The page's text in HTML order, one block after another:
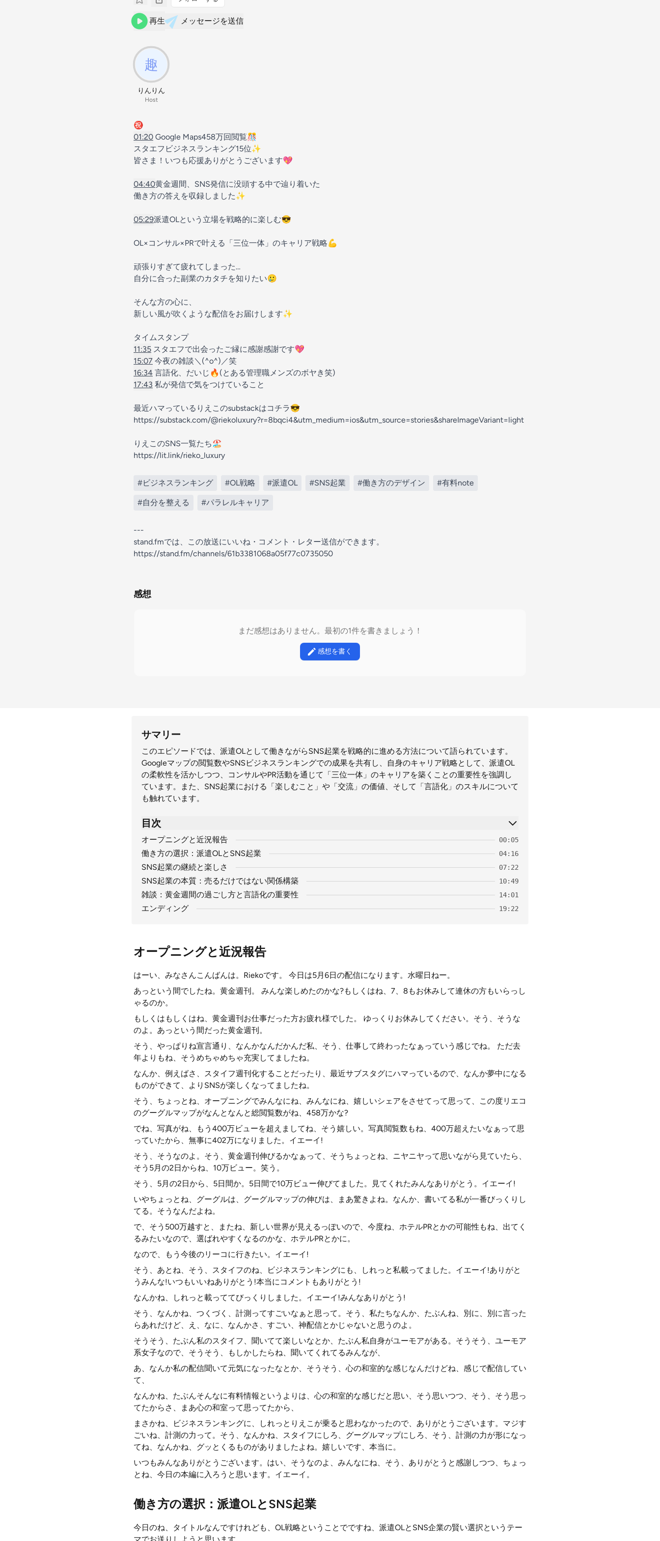
再生 メッセージを送信
りんりん
Host
㊗️
01:20 Google Maps458万回閲覧🎊
スタエフビジネスランキング15位✨
皆さま！いつも応援ありがとうございます💖
04:40黄金週間、SNS発信に没頭する中で辿り着いた
働き方の答えを収録しました✨
05:29派遣OLという立場を戦略的に楽しむ😎
OL×コンサル×PRで叶える「三位一体」のキャリア戦略💪
頑張りすぎて疲れてしまった…
自分に合った副業のカタチを知りたい🥲
そんな方の心に、
新しい風が吹くような配信をお届けします✨
タイムスタンプ
11:35 スタエフで出会ったご縁に感謝感謝です💖
15:07 今夜の雑談＼(^o^)／笑
16:34 言語化、だいじ🔥(とある管理職メンズのボヤき笑)
17:43 私が発信で気をつけていること
最近ハマっているりえこのsubstackはコチラ😎
https://substack.com/@riekoluxury?r=8bqci4&utm_medium=ios&utm_source=stories&shareImageVariant=light
りえこのSNS一覧たち🏖️
https://lit.link/rieko_luxury
#ビジネスランキング #OL戦略 #派遣OL #SNS起業 #働き方のデザイン #有料note
#自分を整える #パラレルキャリア
---
stand.fmでは、この放送にいいね・コメント・レター送信ができます。
https://stand.fm/channels/61b3381068a05f77c0735050
感想
まだ感想はありません。最初の1件を書きましょう！
感想を書く
サマリー
このエピソードでは、派遣OLとして働きながらSNS起業を戦略的に進める方法について語られています。
Googleマップの閲覧数やSNSビジネスランキングでの成果を共有し、自身のキャリア戦略として、派遣OL
の柔軟性を活かしつつ、コンサルやPR活動を通じて「三位一体」のキャリアを築くことの重要性を強調し
ています。また、SNS起業における「楽しむこと」や「交流」の価値、そして「言語化」のスキルについて
も触れています。
目次
オープニングと近況報告 00:05
働き方の選択：派遣OLとSNS起業 04:16
SNS起業の継続と楽しさ 07:22
SNS起業の本質：売るだけではない関係構築 10:49
雑談：黄金週間の過ごし方と言語化の重要性 14:01
エンディング 19:22
オープニングと近況報告
はーい、みなさんこんばんは。Riekoです。 今日は5月6日の配信になります。水曜日ねー。
あっという間でしたね。黄金週刊。 みんな楽しめたのかな?もしくはね、7、8もお休みして連休の方もいらっし
ゃるのか。
もしくはもしくはね、黄金週刊お仕事だった方お疲れ様でした。 ゆっくりお休みしてください。そう、そうな
のよ。あっという間だった黄金週刊。
そう、やっぱりね宣言通り、なんかなんだかんだ私、そう、仕事して終わったなぁっていう感じでね。 ただ去
年よりもね、そうめちゃめちゃ充実してましたね。
なんか、例えばさ、スタイフ週刊化することだったり、最近サブスタグにハマっているので、なんか夢中になる
ものができて、よりSNSが楽しくなってましたね。
そう、ちょっとね、オープニングでみんなにね、みんなにね、嬉しいシェアをさせてって思って、この度リエコ
のグーグルマップがなんとなんと総閲覧数がね、458万かな?
でね、写真がね、もう400万ビューを超えましてね、そう嬉しい。写真閲覧数もね、400万超えたいなぁって思
っていたから、無事に402万になりました。イエーイ!
そう、そうなのよ。そう、黄金週刊伸びるかなぁって、そうちょっとね、ニヤニヤって思いながら見ていたら、
そう5月の2日からね、10万ビュー。笑う。
そう、5月の2日から、5日間か。5日間で10万ビュー伸びてました。見てくれたみんなありがとう。イエーイ!
いやちょっとね、グーグルは、グーグルマップの伸びは、まあ驚きよね。なんか、書いてる私が一番びっくりし
てる。そうなんだよね。
で、そう500万越すと、またね、新しい世界が見えるっぽいので、今度ね、ホテルPRとかの可能性もね、出てく
るみたいなので、選ばれやすくなるのかな、ホテルPRとかに。
なので、もう今後のリーコに行きたい。イエーイ!
そう、あとね、そう、スタイフのね、ビジネスランキングにも、しれっと私載ってました。イエーイ!ありがと
うみんな!いつもいいねありがとう!本当にコメントもありがとう!
なんかね、しれっと載っててびっくりしました。イエーイ!みんなありがとう!
そう、なんかね、つくづく、計測ってすごいなぁと思って。そう、私たちなんか、たぶんね、別に、別に言った
らあれだけど、え、なに、なんかさ、すごい、神配信とかじゃないと思うのよ。
そうそう、たぶん私のスタイフ、聞いてて楽しいなとか、たぶん私自身がユーモアがある。そうそう、ユーモア
系女子なので、そうそう、もしかしたらね、聞いてくれてるみんなが、
あ、なんか私の配信聞いて元気になったなとか、そうそう、心の和室的な感じなんだけどね、感じで配信してい
て、
なんかね、たぶんそんなに有料情報というよりは、心の和室的な感じだと思い、そう思いつつ、そう、そう思っ
てたからさ、まあ心の和室って思ってたから、
まさかね、ビジネスランキングに、しれっとりえこが乗ると思わなかったので、ありがとうございます。マジす
ごいね、計測の力って。そう、なんかね、スタイフにしろ、グーグルマップにしろ、そう、計測の力が形になっ
てね、なんかね、グッとくるものがありましたよね。嬉しいです、本当に。
いつもみんなありがとうございます。はい、そうなのよ、みんなにね、そう、ありがとうと感謝しつつ、ちょっ
とね、今日の本編に入ろうと思います。イエーイ。
働き方の選択：派遣OLとSNS起業
今日のね、タイトルなんですけれども、OL戦略ということでですね、派遣OLとSNS企業の賢い選択というテー